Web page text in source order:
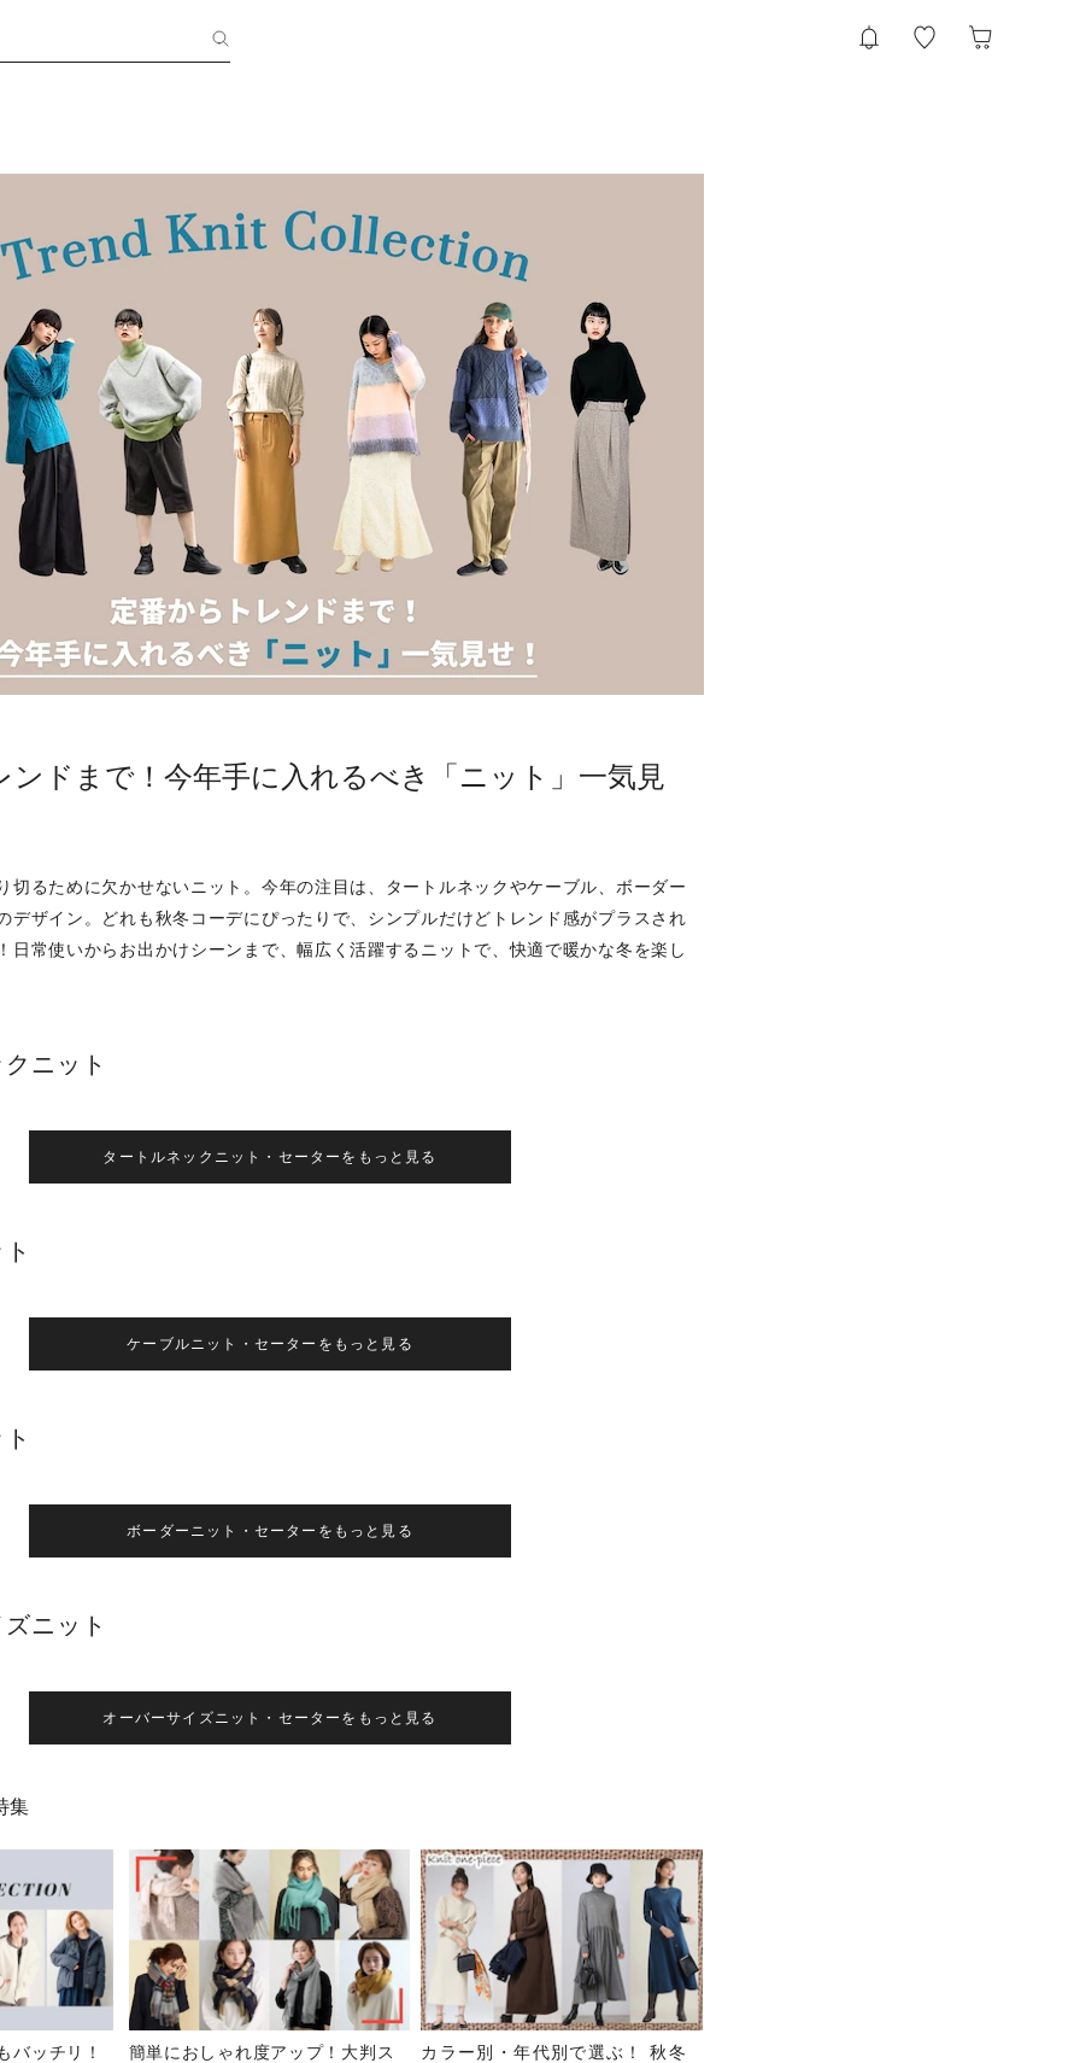
ンドまで！今年手に入れるべき「ニット」一気見
切るために欠かせないニット。今年の注目は、タートルネックやケーブル、ボーダー
デザイン。どれも秋冬コーデにぴったりで、シンプルだけどトレンド感がプラスされ
日常使いからお出かけシーンまで、幅広く活躍するニットで、快適で暖かな冬を楽し
ニット
タートルネックニット・セーターをもっと見る
ケーブルニット・セーターをもっと見る
ボーダーニット・セーターをもっと見る
ニット
オーバーサイズニット・セーターをもっと見る
集
バッチリ！
簡単におしゃれ度アップ！大判ス
カラー別・年代別で選ぶ！ 秋冬